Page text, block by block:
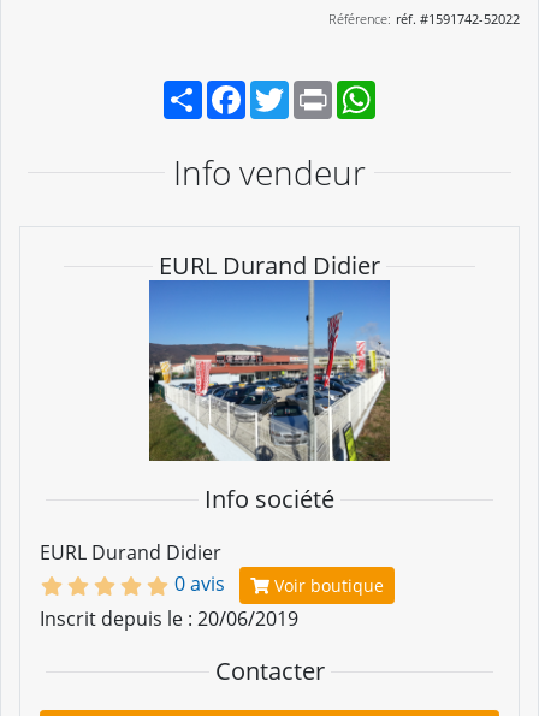
Référence: réf. #1591742-52022
PartagerFacebook
TwitterPrint
Info vendeur
EURL Durand Didier
Info société
EURL Durand Didier
0 avis
Voir boutique
Inscrit depuis le : 20/06/2019
Contacter